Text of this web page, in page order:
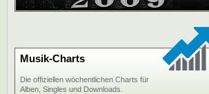
Musik-Charts
Die offiziellen wöchentlichen Charts für
Alben, Singles und Downloads.